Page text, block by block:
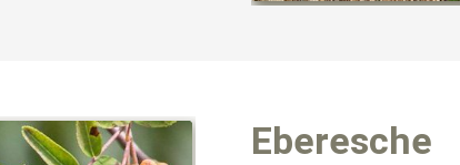
Eberesche